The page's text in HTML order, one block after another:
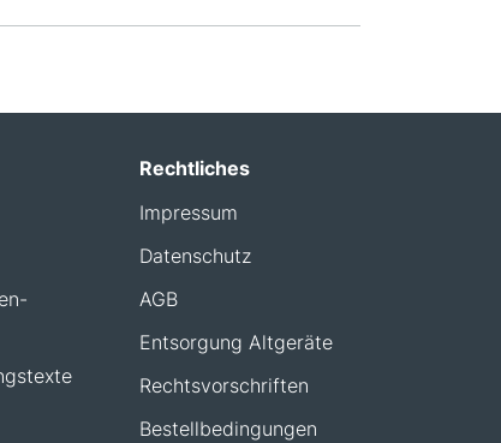
Rechtliches
Impressum
Datenschutz
AGB
Entsorgung Altgeräte
Rechtsvorschriften
Bestellbedingungen